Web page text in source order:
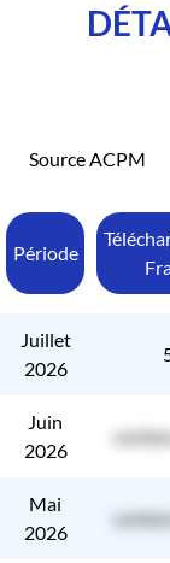
Source ACPM
Période
Juillet
2026
Juin
2026
Mai
2026